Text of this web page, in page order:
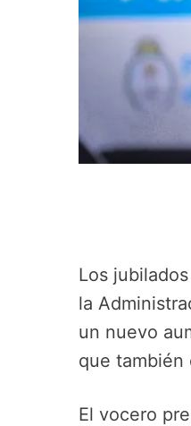
Los
la
un nuevo
que también
El vocero